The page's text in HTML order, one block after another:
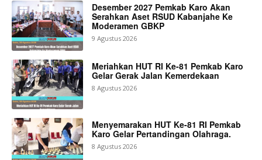
Desember 2027 Pemkab Karo Akan
Serahkan Aset RSUD Kabanjahe Ke
Moderamen GBKP
9 Agustus 2026
Meriahkan HUT RI Ke-81 Pemkab Karo
Gelar Gerak Jalan Kemerdekaan
8 Agustus 2026
Menyemarakan HUT Ke-81 RI Pemkab
Karo Gelar Pertandingan Olahraga.
8 Agustus 2026